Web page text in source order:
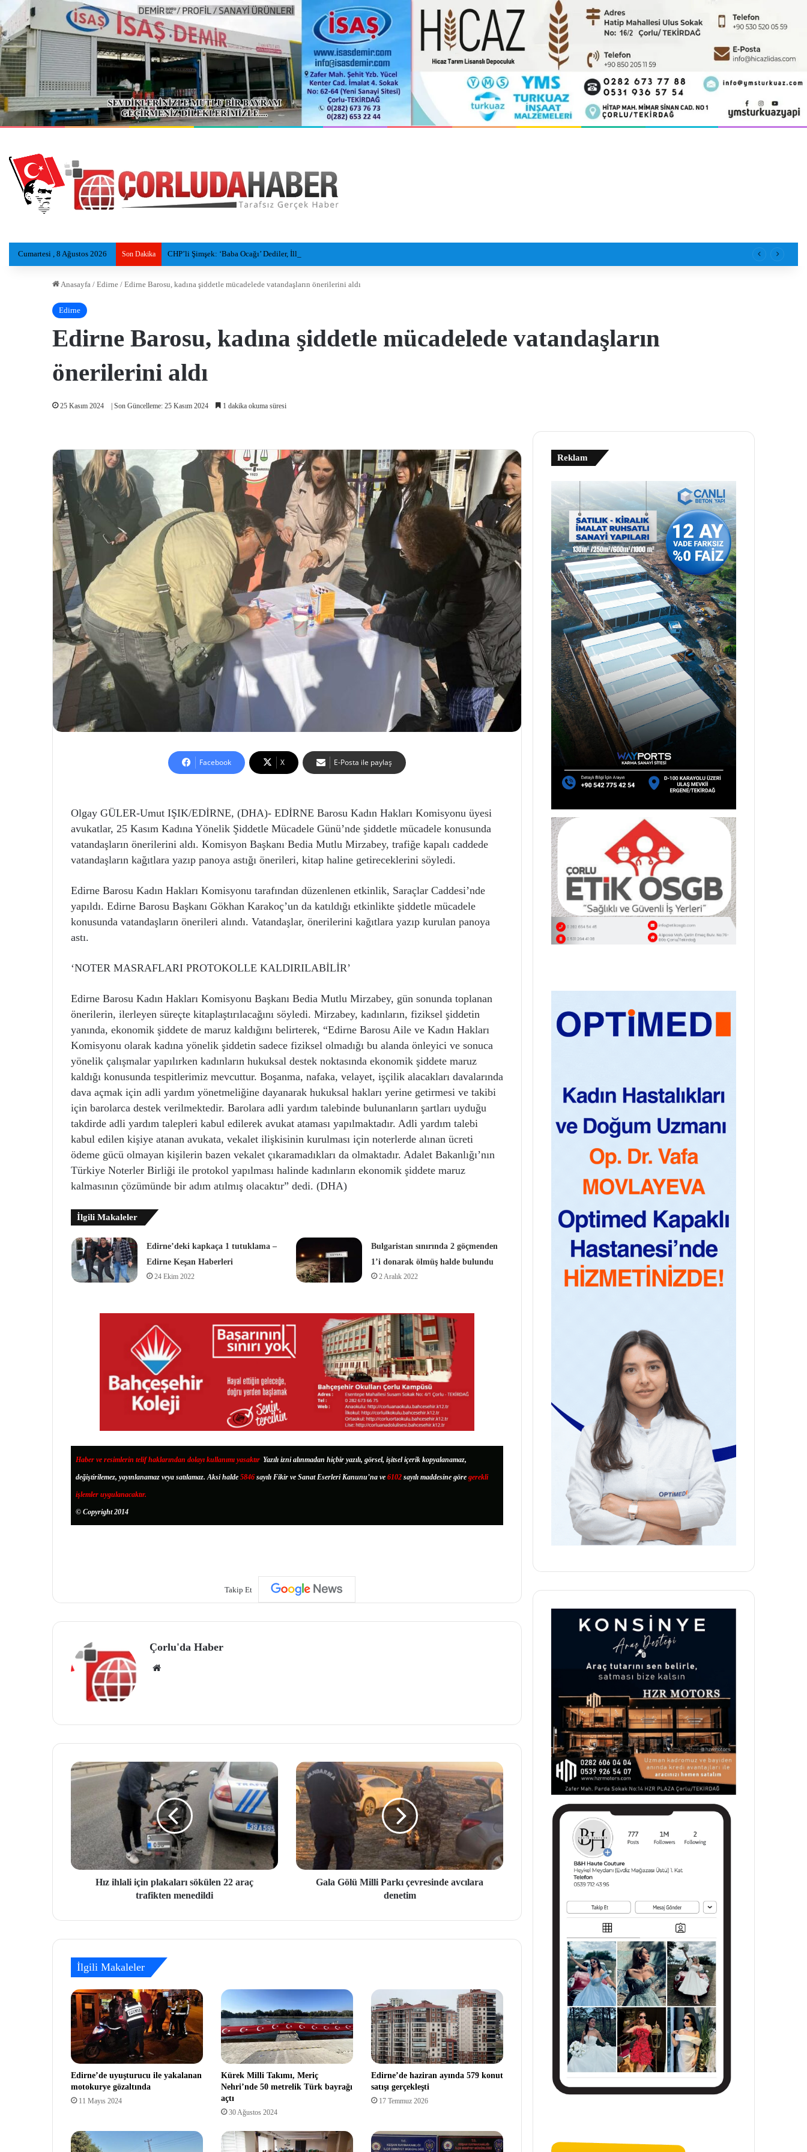
Cumartesi , 8 Ağustos 2026 Son Dakika CHP’li Şimşek: ‘Baba Ocağı’ Dediler, İlleri, İlçeleri Paramparça Edip Gittiler
Anasayfa / Edirne / Edirne Barosu, kadına şiddetle mücadelede vatandaşların önerilerini aldı
Edirne
Edirne Barosu, kadına şiddetle mücadelede vatandaşların
önerilerini aldı
25 Kasım 2024 | Son Güncelleme: 25 Kasım 2024 1 dakika okuma süresi
Facebook X E-Posta ile paylaş
Olgay GÜLER-Umut IŞIK/EDİRNE, (DHA)- EDİRNE Barosu Kadın Hakları Komisyonu üyesi
avukatlar, 25 Kasım Kadına Yönelik Şiddetle Mücadele Günü’nde şiddetle mücadele konusunda
vatandaşların önerilerini aldı. Komisyon Başkanı Bedia Mutlu Mirzabey, trafiğe kapalı caddede
vatandaşların kağıtlara yazıp panoya astığı önerileri, kitap haline getireceklerini söyledi.
Edirne Barosu Kadın Hakları Komisyonu tarafından düzenlenen etkinlik, Saraçlar Caddesi’nde
yapıldı. Edirne Barosu Başkanı Gökhan Karakoç’un da katıldığı etkinlikte şiddetle mücadele
konusunda vatandaşların önerileri alındı. Vatandaşlar, önerilerini kağıtlara yazıp kurulan panoya
astı.
‘NOTER MASRAFLARI PROTOKOLLE KALDIRILABİLİR’
Edirne Barosu Kadın Hakları Komisyonu Başkanı Bedia Mutlu Mirzabey, gün sonunda toplanan
önerilerin, ilerleyen süreçte kitaplaştırılacağını söyledi. Mirzabey, kadınların, fiziksel şiddetin
yanında, ekonomik şiddete de maruz kaldığını belirterek, “Edirne Barosu Aile ve Kadın Hakları
Komisyonu olarak kadına yönelik şiddetin sadece fiziksel olmadığı bu alanda önleyici ve sonuca
yönelik çalışmalar yapılırken kadınların hukuksal destek noktasında ekonomik şiddete maruz
kaldığı konusunda tespitlerimiz mevcuttur. Boşanma, nafaka, velayet, işçilik alacakları davalarında
dava açmak için adli yardım yönetmeliğine dayanarak hukuksal hakları yerine getirmesi ve takibi
için barolarca destek verilmektedir. Barolara adli yardım talebinde bulunanların şartları uyduğu
takdirde adli yardım talepleri kabul edilerek avukat ataması yapılmaktadır. Adli yardım talebi
kabul edilen kişiye atanan avukata, vekalet ilişkisinin kurulması için noterlerde alınan ücreti
ödeme gücü olmayan kişilerin bazen vekalet çıkaramadıkları da olmaktadır. Adalet Bakanlığı’nın
Türkiye Noterler Birliği ile protokol yapılması halinde kadınların ekonomik şiddete maruz
kalmasının çözümünde bir adım atılmış olacaktır” dedi. (DHA)
İlgili Makaleler
Edirne’deki kapkaça 1 tutuklama –
Edirne Keşan Haberleri
24 Ekim 2022
Bulgaristan sınırında 2 göçmenden
1’i donarak ölmüş halde bulundu
2 Aralık 2022
Haber ve resimlerin telif haklarından dolayı kullanımı yasaktır. Yazılı izni alınmadan hiçbir yazılı, görsel, işitsel içerik kopyalanamaz,
değiştirilemez, yayınlanamaz veya satılamaz. Aksi halde 5846 sayılı Fikir ve Sanat Eserleri Kanunu’na ve 6102 sayılı maddesine göre gerekli
işlemler uygulanacaktır.
© Copyright 2014
Takip Et
Çorlu'da Haber
Hız ihlali için plakaları sökülen 22 araç
trafikten menedildi
Gala Gölü Milli Parkı çevresinde avcılara
denetim
İlgili Makaleler
Edirne’de uyuşturucu ile yakalanan
motokurye gözaltında
11 Mayıs 2024
Kürek Milli Takımı, Meriç
Nehri’nde 50 metrelik Türk bayrağı
açtı
30 Ağustos 2024
Edirne’de haziran ayında 579 konut
satışı gerçekleşti
17 Temmuz 2026
Reklam